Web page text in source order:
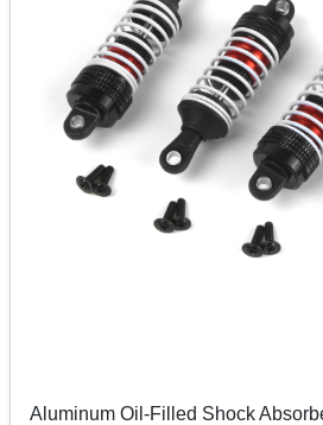
Aluminum Oil-Filled Shock